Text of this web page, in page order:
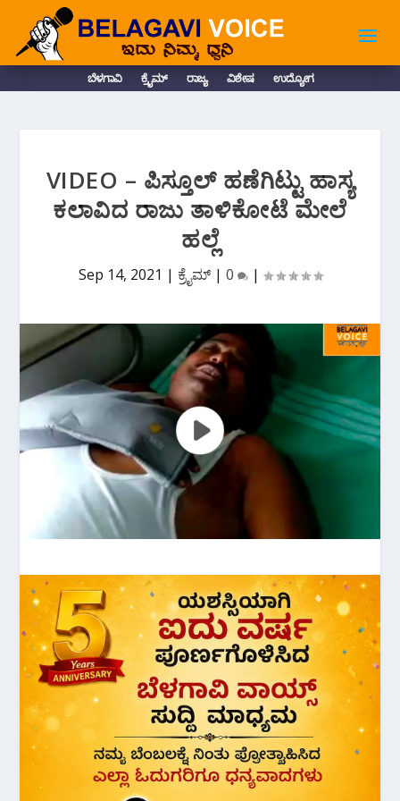
ಬೆಳಗಾವಿ ಕ್ರೈಮ್ ರಾಜ್ಯ ವಿಶೇಷ ಉದ್ಯೋಗ
VIDEO – ಪಿಸ್ತೂಲ್ ಹಣೆಗಿಟ್ಟು ಹಾಸ್ಯ
ಕಲಾವಿದ ರಾಜು ತಾಳಿಕೋಟೆ ಮೇಲೆ
ಹಲ್ಲೆ
Sep 14, 2021 | ಕ್ರೈಮ್| 0 |